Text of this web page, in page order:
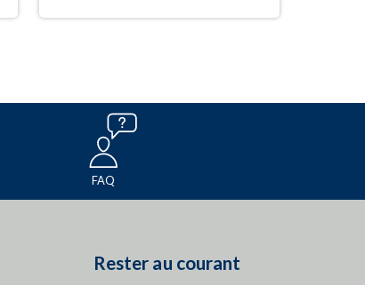
FAQ
Rester au courant